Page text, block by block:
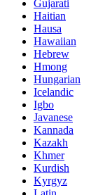
Gujarati
Haitian
Hausa
Hawaiian
Hebrew
Hmong
Hungarian
Icelandic
Igbo
Javanese
Kannada
Kazakh
Khmer
Kurdish
Kyrgyz